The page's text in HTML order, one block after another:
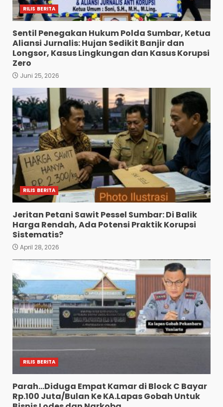
RILIS BERITA
Sentil Penegakan Hukum Polda Sumbar, Ketua
Aliansi Jurnalis: Hujan Sedikit Banjir dan
Longsor, Kasus Lingkungan dan Kasus Korupsi
Zero
Juni 25, 2026
RILIS BERITA
Jeritan Petani Sawit Pessel Sumbar: Di Balik
Harga Rendah, Ada Potensi Praktik Korupsi
Sistematis?
April 28, 2026
RILIS BERITA
Parah…Diduga Empat Kamar di Block C Bayar
Rp.100 Juta/Bulan Ke KA.Lapas Gobah Untuk